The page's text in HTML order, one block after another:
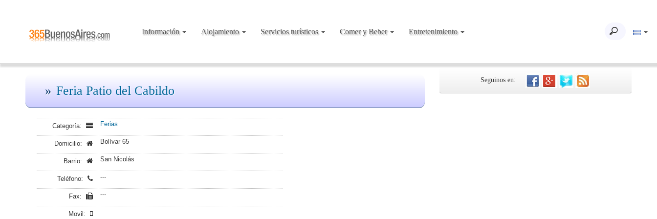
Información Alojamiento Servicios turísticos Comer y Beber Entretenimiento
Feria Patio del Cabildo
Categoría: Ferias
Domicilio: Bolívar 65
Barrio: San Nicolás
Teléfono: ---
Fax: ---
Movil:
Seguinos en: